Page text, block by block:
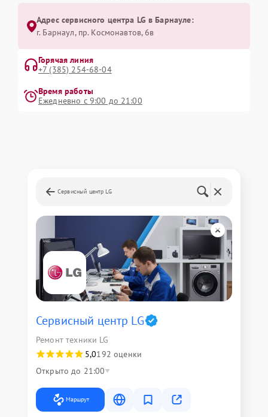
Адрес сервисного центра LG в Барнауле:
г. Барнаул, ​пр. Космонавтов, 6в
Горячая линия
+7 (385) 254-68-04
Время работы
Ежедневно с 9:00 до 21:00
Сервисный центр LG
Сервисный центр LG
Ремонт техники LG
5,0192 оценки
Открыто до 21:00
Маршрут